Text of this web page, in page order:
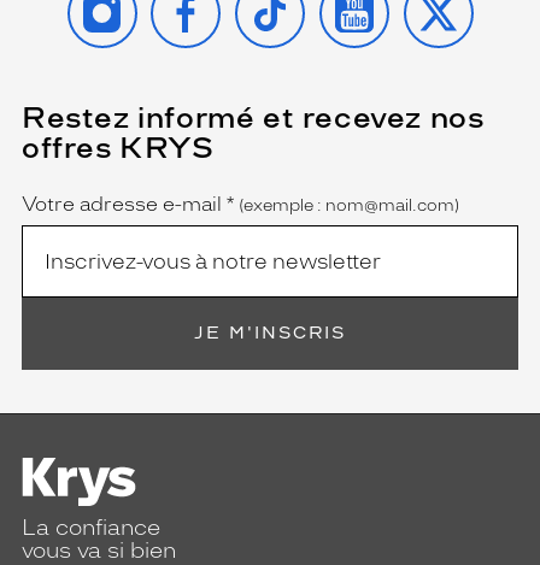
Restez informé et recevez nos
offres KRYS
Name
Votre adresse e-mail *
(Ce
champ
est
obligatoire)
(exemple : nom@mail.com)
JE M'INSCRIS
La confiance
vous va si bien